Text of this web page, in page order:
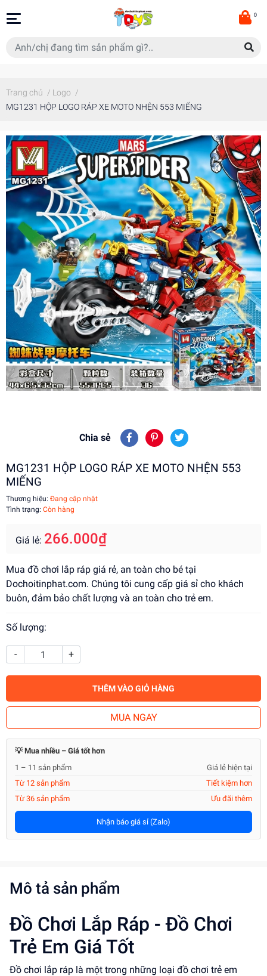
0
Trang chủ / Logo /
MG1231 HỘP LOGO RÁP XE MOTO NHỆN 553 MIẾNG
Chia sẻ
MG1231 HỘP LOGO RÁP XE MOTO NHỆN 553
MIẾNG
Thương hiệu: Đang cập nhật
Tình trạng: Còn hàng
Giá lẻ: 266.000₫
Mua đồ chơi lắp ráp giá rẻ, an toàn cho bé tại
Dochoitinphat.com. Chúng tôi cung cấp giá sỉ cho khách
buôn, đảm bảo chất lượng và an toàn cho trẻ em.
Số lượng:
- +
THÊM VÀO GIỎ HÀNG
MUA NGAY
💡 Mua nhiều – Giá tốt hơn
1 – 11 sản phẩm
Giá lẻ hiện tại
Từ 12 sản phẩm
Tiết kiệm hơn
Từ 36 sản phẩm
Ưu đãi thêm
Nhận báo giá sỉ (Zalo)
Mô tả sản phẩm
Đồ Chơi Lắp Ráp - Đồ Chơi
Trẻ Em Giá Tốt
Đồ chơi lắp ráp là một trong những loại đồ chơi trẻ em